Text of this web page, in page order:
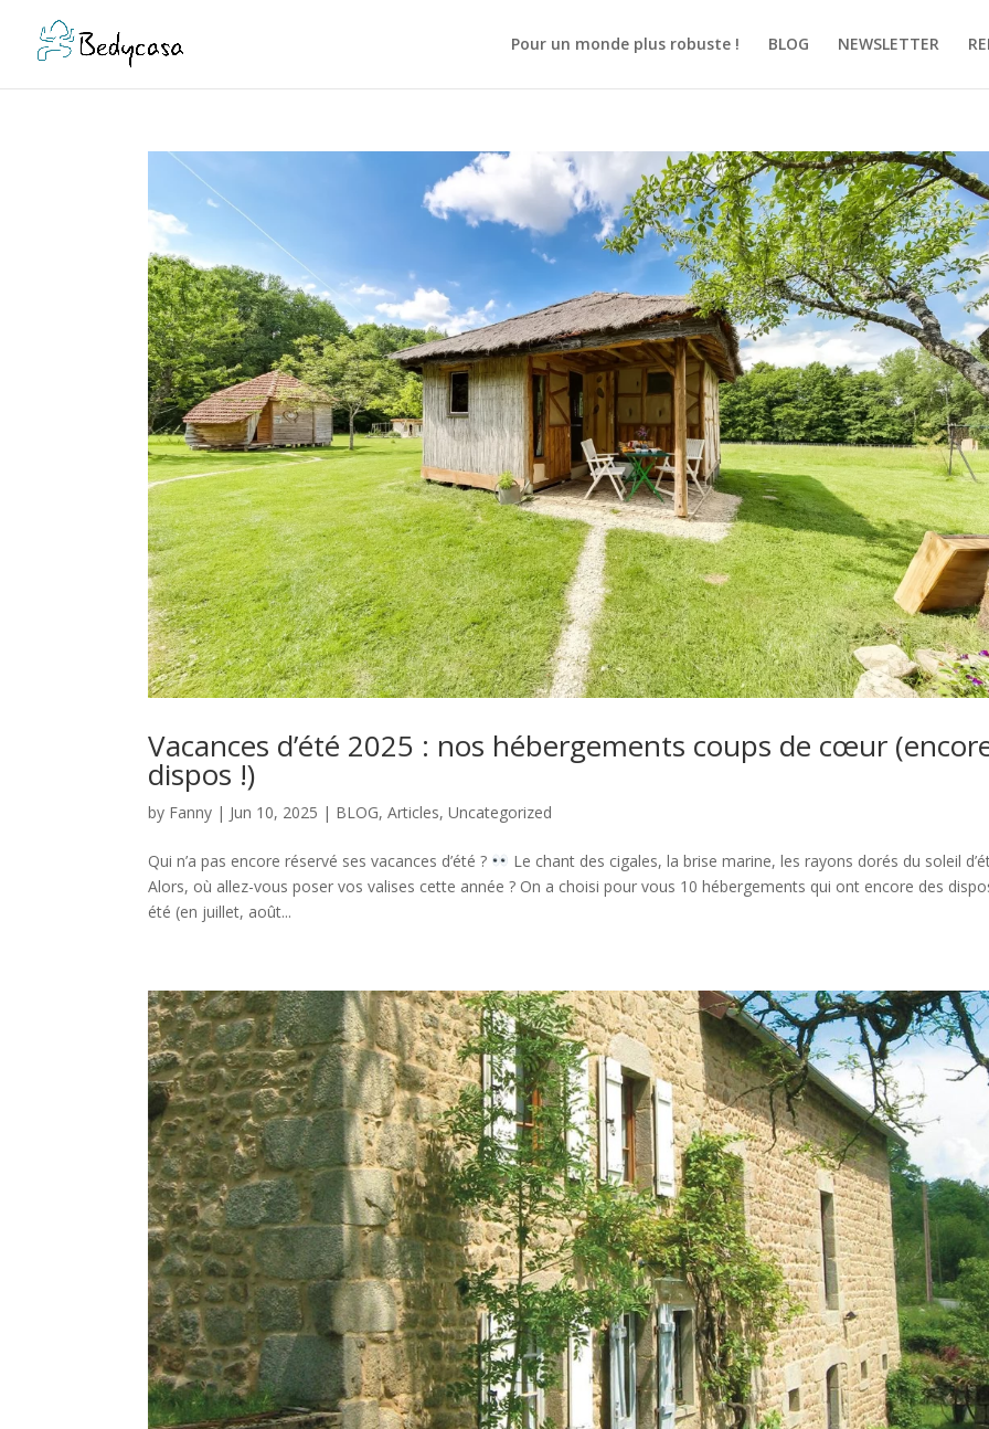
Pour un monde plus robuste ! BLOG NEWSLETTER
Vacances d’été 2025 : nos hébergements coups de cœur
dispos !)
by Fanny | Jun 10, 2025 | BLOG,Articles,Uncategorized
Qui n’a pas encore réservé ses vacances d’été ?
Le chant des cigales, la brise marine, les rayons dorés du soleil
Alors, où allez-vous poser vos valises cette année ? On a choisi pour vous 10 hébergements qui ont encore des
été (en juillet, août...